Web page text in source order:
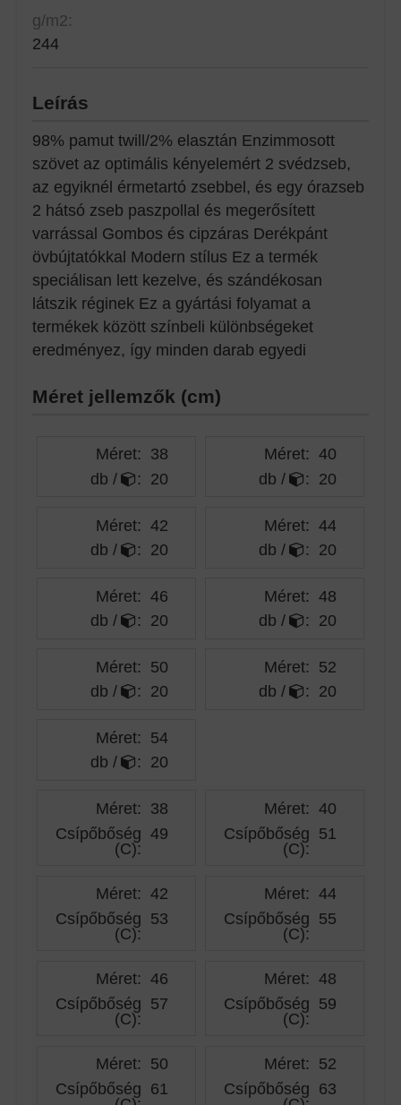
g/m2:
244
Leírás
98% pamut twill/2% elasztán Enzimmosott
szövet az optimális kényelemért 2 svédzseb,
az egyiknél érmetartó zsebbel, és egy órazseb
2 hátsó zseb paszpollal és megerősített
varrással Gombos és cipzáras Derékpánt
övbújtatókkal Modern stílus Ez a termék
speciálisan lett kezelve, és szándékosan
látszik réginek Ez a gyártási folyamat a
termékek között színbeli különbségeket
eredményez, így minden darab egyedi
Méret jellemzők (cm)
Méret: 38
db /
: 20
Méret: 40
db /
: 20
Méret: 42
db /
: 20
Méret: 44
db /
: 20
Méret: 46
db /
: 20
Méret: 48
db /
: 20
Méret: 50
db /
: 20
Méret: 52
db /
: 20
Méret: 54
db /
: 20
Méret: 38
Csípőbőség
(C):
49
Méret: 40
Csípőbőség
(C):
51
Méret: 42
Csípőbőség
(C):
53
Méret: 44
Csípőbőség
(C):
55
Méret: 46
Csípőbőség
(C):
57
Méret: 48
Csípőbőség
(C):
59
Méret: 50
Csípőbőség 61
Méret: 52
Csípőbőség 63